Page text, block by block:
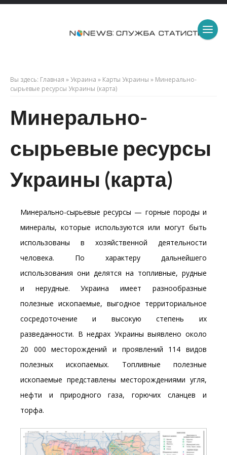
Вы здесь: Главная » Украина » Карты Украины » Минерально-
сырьевые ресурсы Украины (карта)
Минерально-
сырьевые ресурсы
Украины (карта)
Минерально-сырьевые ресурсы — горные породы и
минералы, которые используются или могут быть
использованы в хозяйственной деятельности
человека. По характеру дальнейшего
использования они делятся на топливные, рудные
и нерудные. Украина имеет разнообразные
полезные ископаемые, выгодное территориальное
сосредоточение и высокую степень их
разведанности. В недрах Украины выявлено около
20 000 месторождений и проявлений 114 видов
полезных ископаемых. Топливные полезные
ископаемые представлены месторождениями угля,
нефти и природного газа, горючих сланцев и
торфа.